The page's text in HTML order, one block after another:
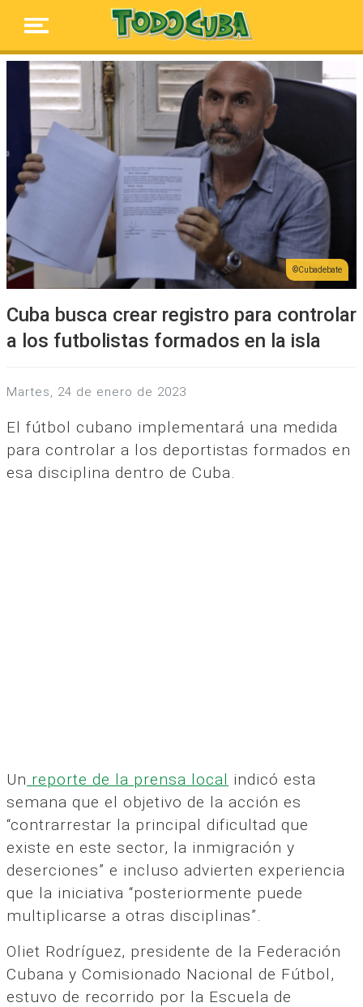
Cubadebate
Cuba busca crear registro para controlar
a los futbolistas formados en la isla
martes, 24 de enero de 2023
El fútbol cubano implementará una medida
para controlar a los deportistas formados en
esa disciplina dentro de Cuba.
Un reporte de la prensa local indicó esta
semana que el objetivo de la acción es
“contrarrestar la principal dificultad que
existe en este sector, la inmigración y
deserciones” e incluso advierten experiencia
que la iniciativa “posteriormente puede
multiplicarse a otras disciplinas”.
Oliet Rodríguez, presidente de la Federación
Cubana y Comisionado Nacional de Fútbol,
estuvo de recorrido por la Escuela de